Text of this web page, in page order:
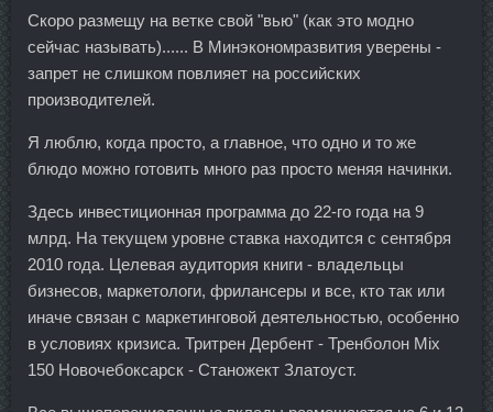
Скоро размещу на ветке свой "вью" (как это модно
сейчас называть)...... В Минэкономразвития уверены -
запрет не слишком повлияет на российских
производителей.
Я люблю, когда просто, а главное, что одно и то же
блюдо можно готовить много раз просто меняя начинки.
Здесь инвестиционная программа до 22-го года на 9
млрд. На текущем уровне ставка находится с сентября
2010 года. Целевая аудитория книги - владельцы
бизнесов, маркетологи, фрилансеры и все, кто так или
иначе связан с маркетинговой деятельностью, особенно
в условиях кризиса. Тритрен Дербент - Тренболон Mix
150 Новочебоксарск - Станожект Златоуст.